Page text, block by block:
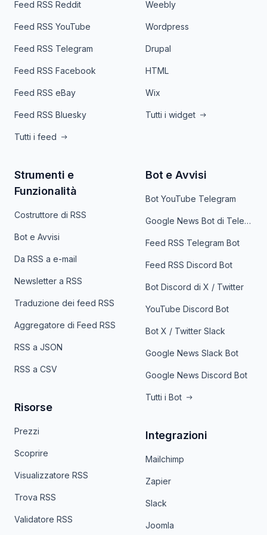
Feed RSS Reddit
Feed RSS YouTube
Feed RSS Telegram
Feed RSS Facebook
Feed RSS eBay
Feed RSS Bluesky
Tutti i feed
Weebly
Wordpress
Drupal
HTML
Wix
Tutti i widget
Strumenti e
Funzionalità
Costruttore di RSS
Bot e Avvisi
Da RSS a e-mail
Newsletter a RSS
Traduzione dei feed RSS
Aggregatore di Feed RSS
RSS a JSON
RSS a CSV
Risorse
Prezzi
Scoprire
Visualizzatore RSS
Trova RSS
Validatore RSS
Bot e Avvisi
Bot YouTube Telegram
Google News Bot di Telegram
Feed RSS Telegram Bot
Feed RSS Discord Bot
Bot Discord di X / Twitter
YouTube Discord Bot
Bot X / Twitter Slack
Google News Slack Bot
Google News Discord Bot
Tutti i Bot
Integrazioni
Mailchimp
Zapier
Slack
Joomla